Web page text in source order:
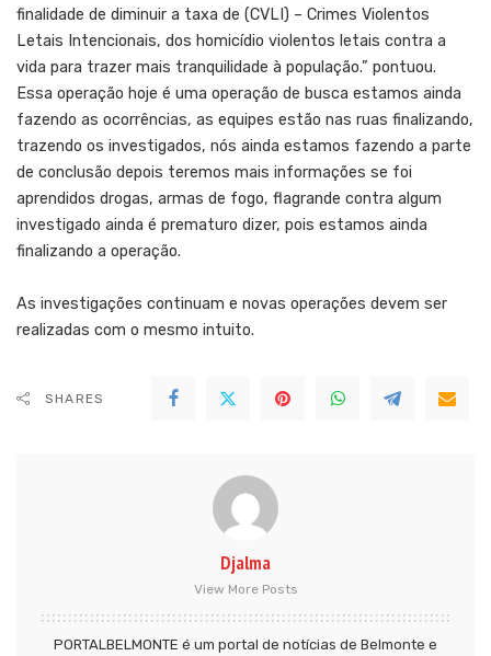
finalidade de diminuir a taxa de (CVLI) – Crimes Violentos
Letais Intencionais, dos homicídio violentos letais contra a
vida para trazer mais tranquilidade à população.” pontuou.
Essa operação hoje é uma operação de busca estamos ainda
fazendo as ocorrências, as equipes estão nas ruas finalizando,
trazendo os investigados, nós ainda estamos fazendo a parte
de conclusão depois teremos mais informações se foi
aprendidos drogas, armas de fogo, flagrande contra algum
investigado ainda é prematuro dizer, pois estamos ainda
finalizando a operação.
As investigações continuam e novas operações devem ser
realizadas com o mesmo intuito.
SHARES
Djalma
View More Posts
PORTALBELMONTE é um portal de notícias de Belmonte e